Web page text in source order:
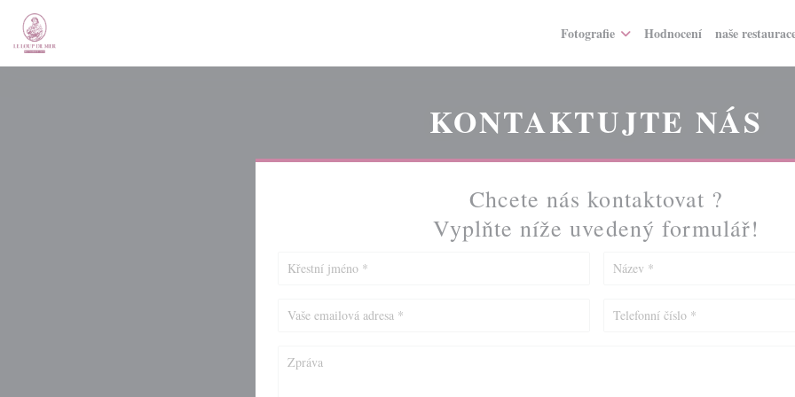
Fotografie Hodnocení naše
KONTAKTUJTE NÁS
Chcete nás kontaktovat ?
Vyplňte níže uvedený formulář!